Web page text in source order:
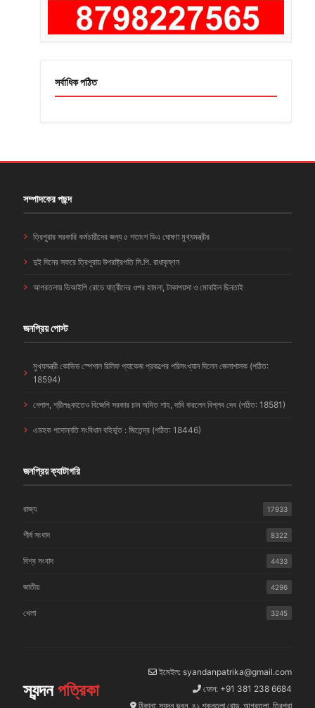
সর্বাধিক পঠিত
সম্পাদকের পছন্দ
ত্রিপুরার সরকারি কর্মচারীদের জন্য ৫ শতাংশ ডিএ ঘোষণা মুখ্যমন্ত্রীর
দুই দিনের সফরে ত্রিপুরায় উপরাষ্ট্রপতি সি.পি. রাধাকৃষ্ণন
আগরতলায় ভিআইপি রোডে যাত্রীদের ওপর হামলা, টাকাপয়সা ও মোবাইল ছিনতাই
জনপ্রিয় পোস্ট
মুখ্যমন্ত্রী কোভিড স্পেশাল রিলিফ প্যাকেজ প্রকল্পের পরিসংখ্যান দিলেন জেলাশাসক (পঠিত:
18594)
নেপাল, শ্রীলঙ্কাতেও বিজেপি সরকার চান অমিত শাহ, দাবি করলেন বিপ্লব দেব (পঠিত: 18581)
এডহক পদোন্নতি সংবিধান বহির্ভূত : জিতেন্দ্র (পঠিত: 18446)
জনপ্রিয় ক্যাটাগরি
রাজ্য 17933
শীর্ষ সংবাদ 8322
বিশ্ব সংবাদ 4433
জাতীয় 4296
খেলা 3245
স্যন্দনপত্রিকা
ইমেইল: syandanpatrika@gmail.com
ফোন: +91 381 238 6684
ঠিকানা: স্যন্দন ভবন, ৪১ শকুন্তলা রোড, আগরতলা, ত্রিপুরা